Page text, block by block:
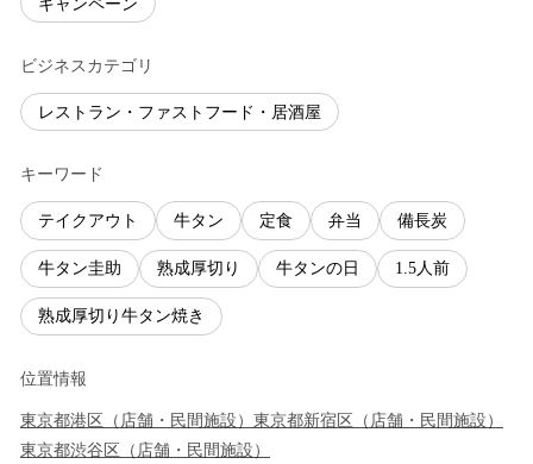
キャンペーン
ビジネスカテゴリ
レストラン・ファストフード・居酒屋
キーワード
テイクアウト 牛タン 定食 弁当 備長炭
牛タン圭助 熟成厚切り 牛タンの日 1.5人前
熟成厚切り牛タン焼き
位置情報
東京都港区 （ 店舗・民間施設 ） 東京都新宿区 （ 店舗・民間施設 ）
東京都渋谷区 （ 店舗・民間施設 ）